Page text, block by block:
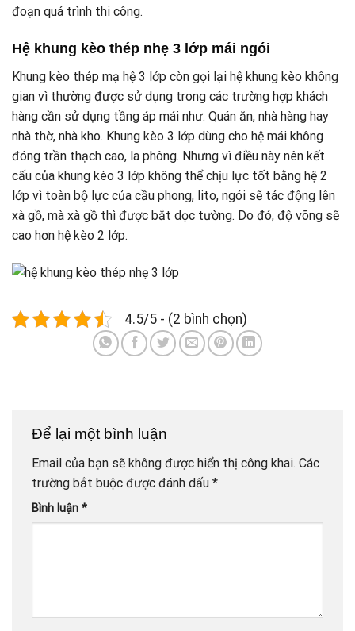
đoạn quá trình thi công.
Hệ khung kèo thép nhẹ 3 lớp mái ngói
Khung kèo thép mạ hệ 3 lớp còn gọi lại hệ khung kèo không
gian vì thường được sử dụng trong các trường hợp khách
hàng cần sử dụng tầng áp mái như: Quán ăn, nhà hàng hay
nhà thờ, nhà kho. Khung kèo 3 lớp dùng cho hệ mái không
đóng trần thạch cao, la phông. Nhưng vì điều này nên kết
cấu của khung kèo 3 lớp không thể chịu lực tốt bằng hệ 2
lớp vì toàn bộ lực của cầu phong, lito, ngói sẽ tác động lên
xà gồ, mà xà gồ thì được bắt dọc tường. Do đó, độ võng sẽ
cao hơn hệ kèo 2 lớp.
4.5/5 - (2 bình chọn)
Để lại một bình luận
Email của bạn sẽ không được hiển thị công khai. Các
trường bắt buộc được đánh dấu *
Bình luận *